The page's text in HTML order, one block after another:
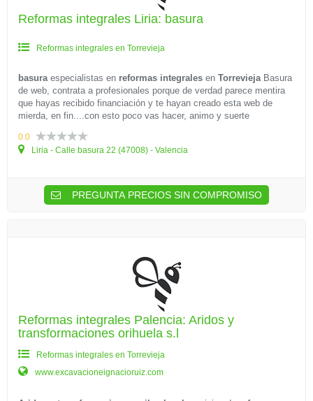
Reformas integrales Liria: basura
Reformas integrales en Torrevieja
basuraespecialistas en reformas integrales en TorreviejaBasura
de web, contrata a profesionales porque de verdad parece mentira
que hayas recibido financiación y te hayan creado esta web de
mierda, en fin....con esto poco vas hacer, animo y suerte
0.0
Liria - Calle basura 22 (47008) - Valencia
PREGUNTA PRECIOS SIN COMPROMISO
Reformas integrales Palencia: Aridos y
transformaciones orihuela s.l
Reformas integrales en Torrevieja
www.excavacioneignacioruiz.com